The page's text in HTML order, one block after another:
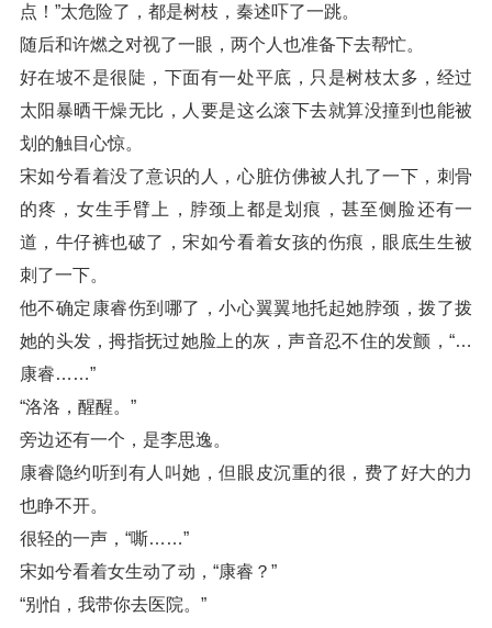
点！”太危险了，都是树枝，秦述吓了一跳。
随后和许燃之对视了一眼，两个人也准备下去帮忙。
好在坡不是很陡，下面有一处平底，只是树枝太多，经过
太阳暴晒干燥无比，人要是这么滚下去就算没撞到也能被
划的触目心惊。
宋如兮看着没了意识的人，心脏仿佛被人扎了一下，刺骨
的疼，女生手臂上，脖颈上都是划痕，甚至侧脸还有一
道，牛仔裤也破了，宋如兮看着女孩的伤痕，眼底生生被
刺了一下。
他不确定康睿伤到哪了，小心翼翼地托起她脖颈，拨了拨
她的头发，拇指抚过她脸上的灰，声音忍不住的发颤，“…
康睿……”
“洛洛，醒醒。”
旁边还有一个，是李思逸。
康睿隐约听到有人叫她，但眼皮沉重的很，费了好大的力
也睁不开。
很轻的一声，“嘶……”
宋如兮看着女生动了动，“康睿？”
“别怕，我带你去医院。”